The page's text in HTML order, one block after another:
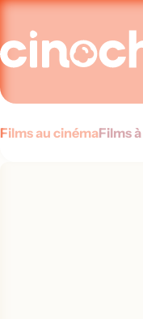
Films au cinémaFilms